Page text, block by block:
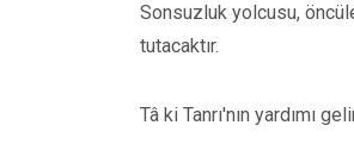
Sonsuzluk yolcusu,
tutacaktır.
Tâ ki Tanrı'nın yardımı